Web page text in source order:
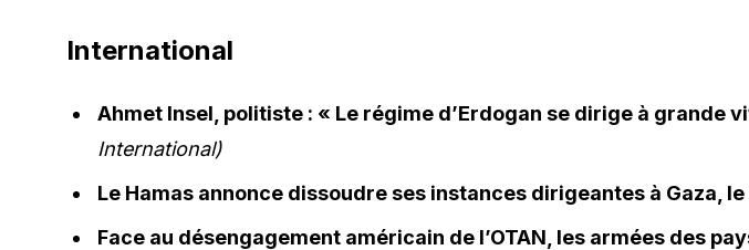
International
Ahmet Insel, politiste : « Le régime d’Erdogan se dirige à grande
International)
Le Hamas annonce dissoudre ses instances dirigeantes à Gaza,
Face au désengagement américain de l’OTAN, les armées des